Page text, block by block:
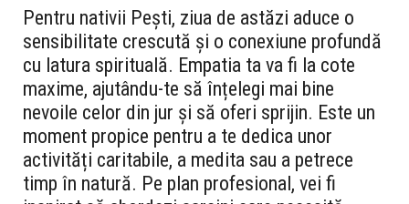
Pentru nativii Pești, ziua de astăzi aduce o
sensibilitate crescută și o conexiune profundă
cu latura spirituală. Empatia ta va fi la cote
maxime, ajutându-te să înțelegi mai bine
nevoile celor din jur și să oferi sprijin. Este un
moment propice pentru a te dedica unor
activități caritabile, a medita sau a petrece
timp în natură. Pe plan profesional, vei fi